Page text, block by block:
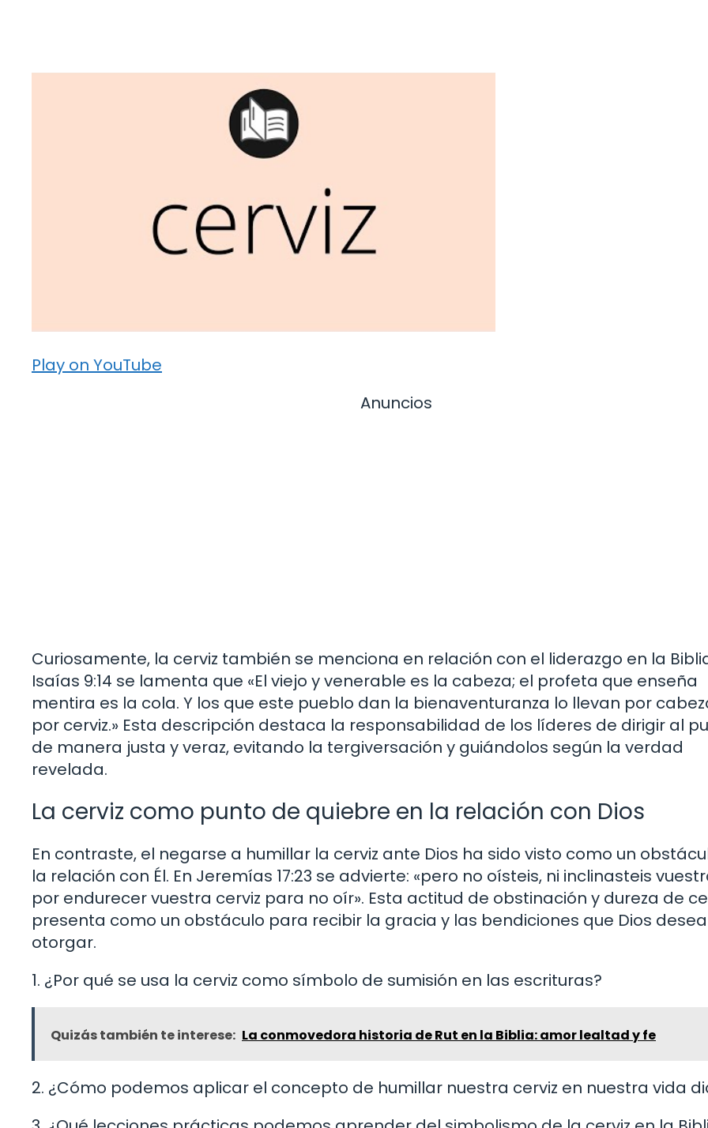
Play on YouTube
Anuncios
Curiosamente, la cerviz también se menciona en relación con el liderazgo en la
Isaías 9:14 se lamenta que «El viejo y venerable es la cabeza; el profeta que enseña
mentira es la cola. Y los que este pueblo dan la bienaventuranza lo llevan por
por cerviz.» Esta descripción destaca la responsabilidad de los líderes de dirigir al
de manera justa y veraz, evitando la tergiversación y guiándolos según la verdad
revelada.
La cerviz como punto de quiebre en la relación con Dios
En contraste, el negarse a humillar la cerviz ante Dios ha sido visto como un
la relación con Él. En Jeremías 17:23 se advierte: «pero no oísteis, ni inclinasteis
por endurecer vuestra cerviz para no oír». Esta actitud de obstinación y dureza de
presenta como un obstáculo para recibir la gracia y las bendiciones que Dios desea
otorgar.
1. ¿Por qué se usa la cerviz como símbolo de sumisión en las escrituras?
Quizás también te interese: La conmovedora historia de Rut en la Biblia: amor lealtad y fe
2. ¿Cómo podemos aplicar el concepto de humillar nuestra cerviz en nuestra vida